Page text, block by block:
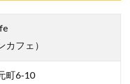
カフェ）
町6-10